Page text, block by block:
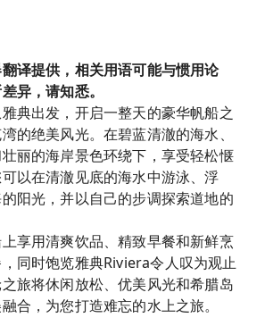
译提供，相关用语可能与惯用论
异，请知悉。
典出发，开启一整天的豪华帆船之
的绝美风光。在碧蓝清澈的海水、
丽的海岸景色环绕下，享受轻松惬
以在清澈见底的海水中游泳、浮
阳光，并以自己的步调探索道地的
享用清爽饮品、精致早餐和新鲜烹
同时饱览雅典Riviera令人叹为观止
旅将休闲放松、优美风光和希腊岛
合，为您打造难忘的水上之旅。